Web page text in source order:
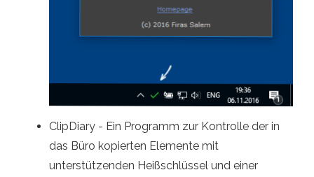
ClipDiary - Ein Programm zur Kontrolle der in
das Büro kopierten Elemente mit
unterstützenden Heißschlüssel und einer